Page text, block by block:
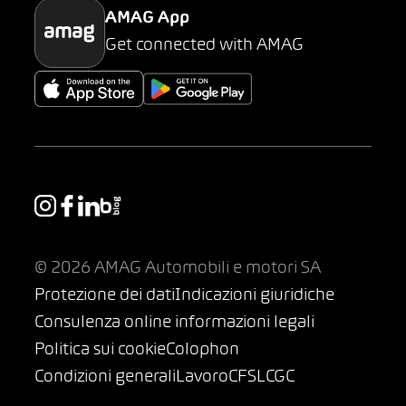
AMAG App
Get connected with AMAG
© 2026 AMAG Automobili e motori SA
Protezione dei datiIndicazioni giuridiche
Consulenza online informazioni legali
Politica sui cookieColophon
Condizioni generaliLavoroCFSLCGC